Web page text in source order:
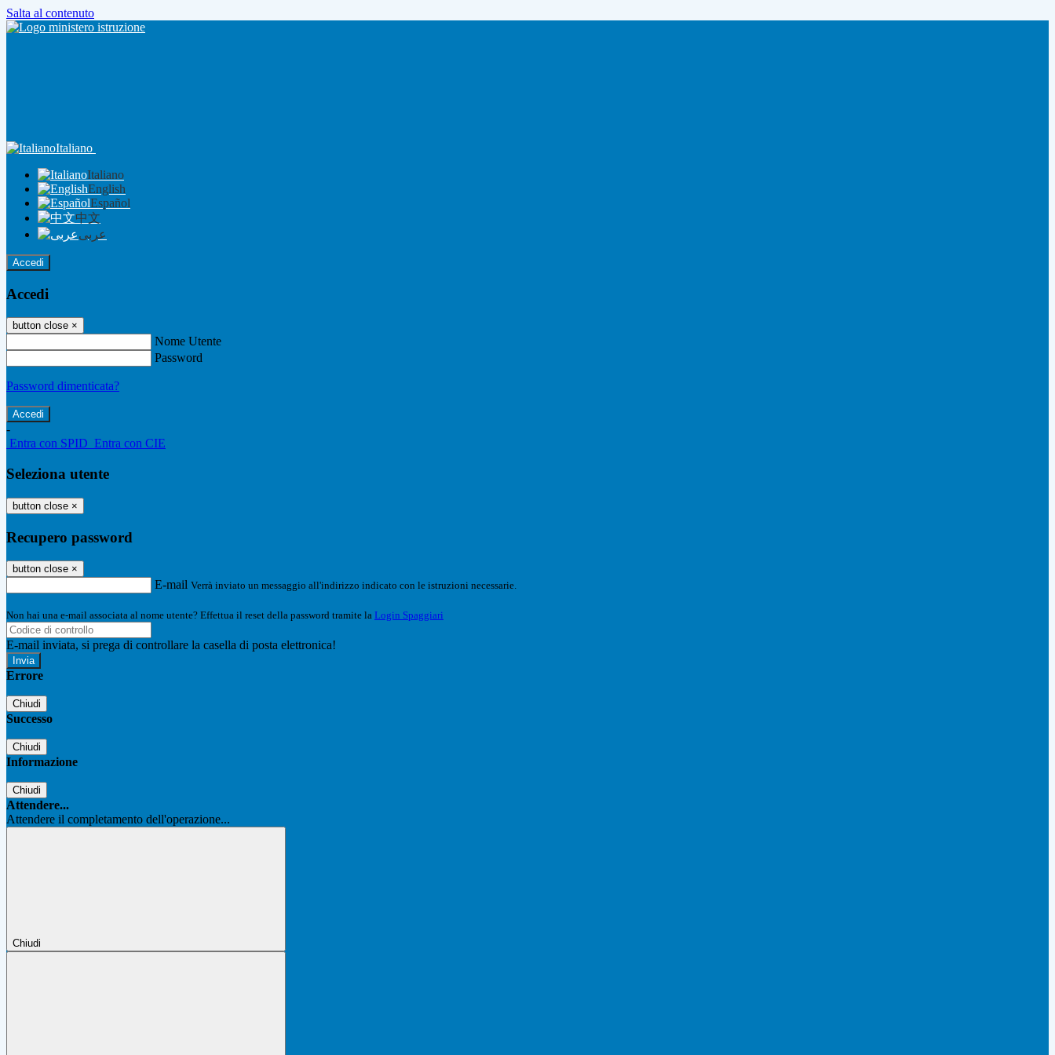
Salta al contenuto
Italiano
Italiano
English
Español
中文
عربى
Accedi
Accedi
button close ×
Nome Utente
Password
Password dimenticata?
-
Entra con SPID Entra con CIE
Seleziona utente
button close ×
Recupero password
button close ×
E-mail Verrà inviato un messaggio all'indirizzo indicato con le istruzioni necessarie.
Non hai una e-mail associata al nome utente? Effettua il reset della password tramite la Login Spaggiari
E-mail inviata, si prega di controllare la casella di posta elettronica!
Errore
Chiudi
Successo
Chiudi
Informazione
Chiudi
Attendere...
Attendere il completamento dell'operazione...
Chiudi